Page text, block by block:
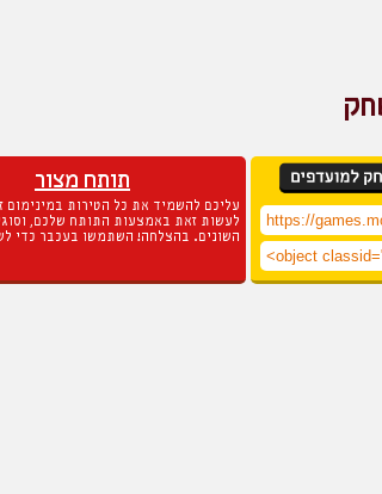
תותח מצור
עליכם להשמיד את כל הטירות במינימום
לעשות זאת באמצעות התותח שלכם,
השונים. בהצלחה! השתמשו בעכבר כדי